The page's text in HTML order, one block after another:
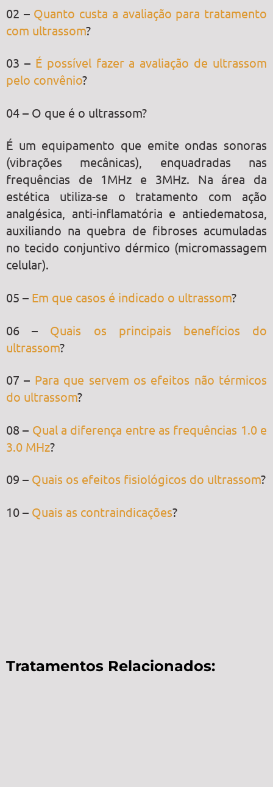
02 – Quanto custa a avaliação para tratamento
com ultrassom?
03 – É possível fazer a avaliação de ultrassom
pelo convênio?
04 – O que é o ultrassom?
É um equipamento que emite ondas sonoras
(vibrações mecânicas), enquadradas nas
frequências de 1MHz e 3MHz. Na área da
estética utiliza-se o tratamento com ação
analgésica, anti-inflamatória e antiedematosa,
auxiliando na quebra de fibroses acumuladas
no tecido conjuntivo dérmico (micromassagem
celular).
05 – Em que casos é indicado o ultrassom?
06 – Quais os principais benefícios do
ultrassom?
07 – Para que servem os efeitos não térmicos
do ultrassom?
08 – Qual a diferença entre as frequências 1.0 e
3.0 MHz?
09 – Quais os efeitos fisiológicos do ultrassom?
10 – Quais as contraindicações?
Tratamentos Relacionados: